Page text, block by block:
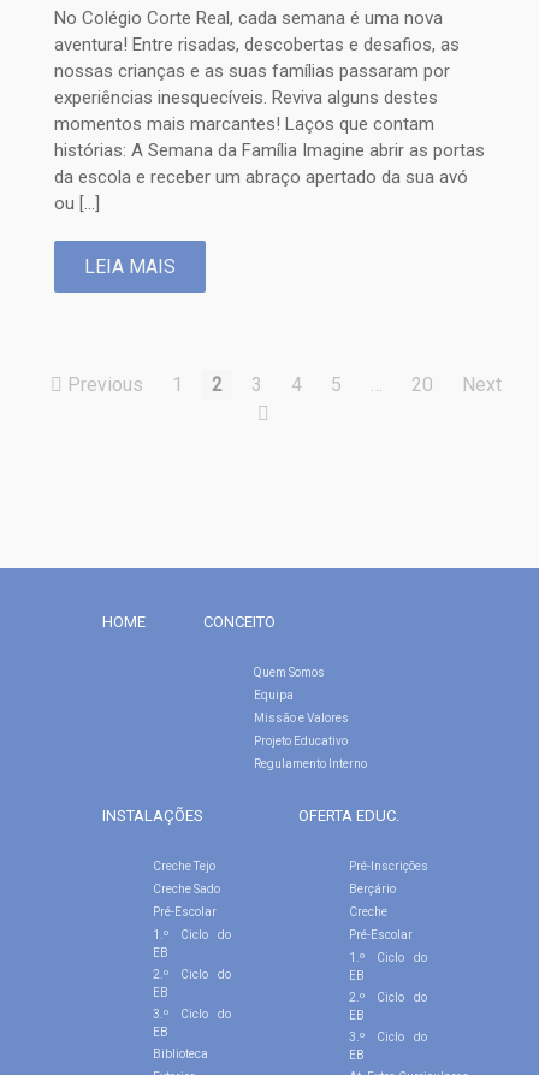
No Colégio Corte Real, cada semana é uma nova
aventura! Entre risadas, descobertas e desafios, as
nossas crianças e as suas famílias passaram por
experiências inesquecíveis. Reviva alguns destes
momentos mais marcantes! Laços que contam
histórias: A Semana da Família Imagine abrir as portas
da escola e receber um abraço apertado da sua avó
ou […]
LEIA MAIS
Previous 1 2 3 4 5 … 20 Next
HOME CONCEITO
Quem Somos
Equipa
Missão e Valores
Projeto Educativo
Regulamento Interno
INSTALAÇÕES
Creche Tejo
Creche Sado
Pré-Escolar
1.º Ciclo do
EB
2.º Ciclo do
EB
3.º Ciclo do
EB
Biblioteca
OFERTA EDUC.
Pré-Inscrições
Berçário
Creche
Pré-Escolar
1.º Ciclo do
EB
2.º Ciclo do
EB
3.º Ciclo do
EB